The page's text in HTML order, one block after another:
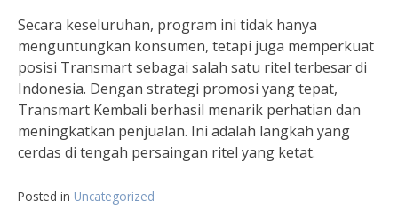
Secara keseluruhan, program ini tidak hanya
menguntungkan konsumen, tetapi juga memperkuat
posisi Transmart sebagai salah satu ritel terbesar di
Indonesia. Dengan strategi promosi yang tepat,
Transmart Kembali berhasil menarik perhatian dan
meningkatkan penjualan. Ini adalah langkah yang
cerdas di tengah persaingan ritel yang ketat.
Posted in Uncategorized